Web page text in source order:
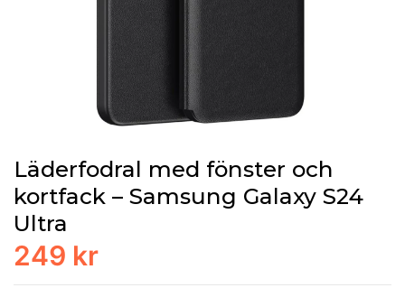
Läderfodral med fönster och
kortfack – Samsung Galaxy S24
Ultra
249 kr